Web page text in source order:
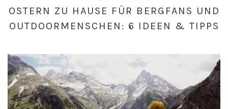
2020
OSTERN ZU HAUSE FÜR BERGFANS UND
OUTDOORMENSCHEN: 6 IDEEN & TIPPS